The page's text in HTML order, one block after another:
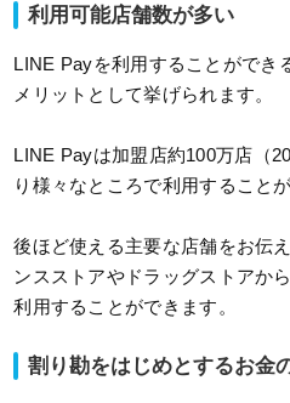
利用可能店舗数が多い
LINE Payを利用することができ
メリットとして挙げられます。
LINE Payは加盟店約100万店（
り様々なところで利用すること
後ほど使える主要な店舗をお伝
ンスストアやドラッグストアか
利用することができます。
割り勘をはじめとするお金